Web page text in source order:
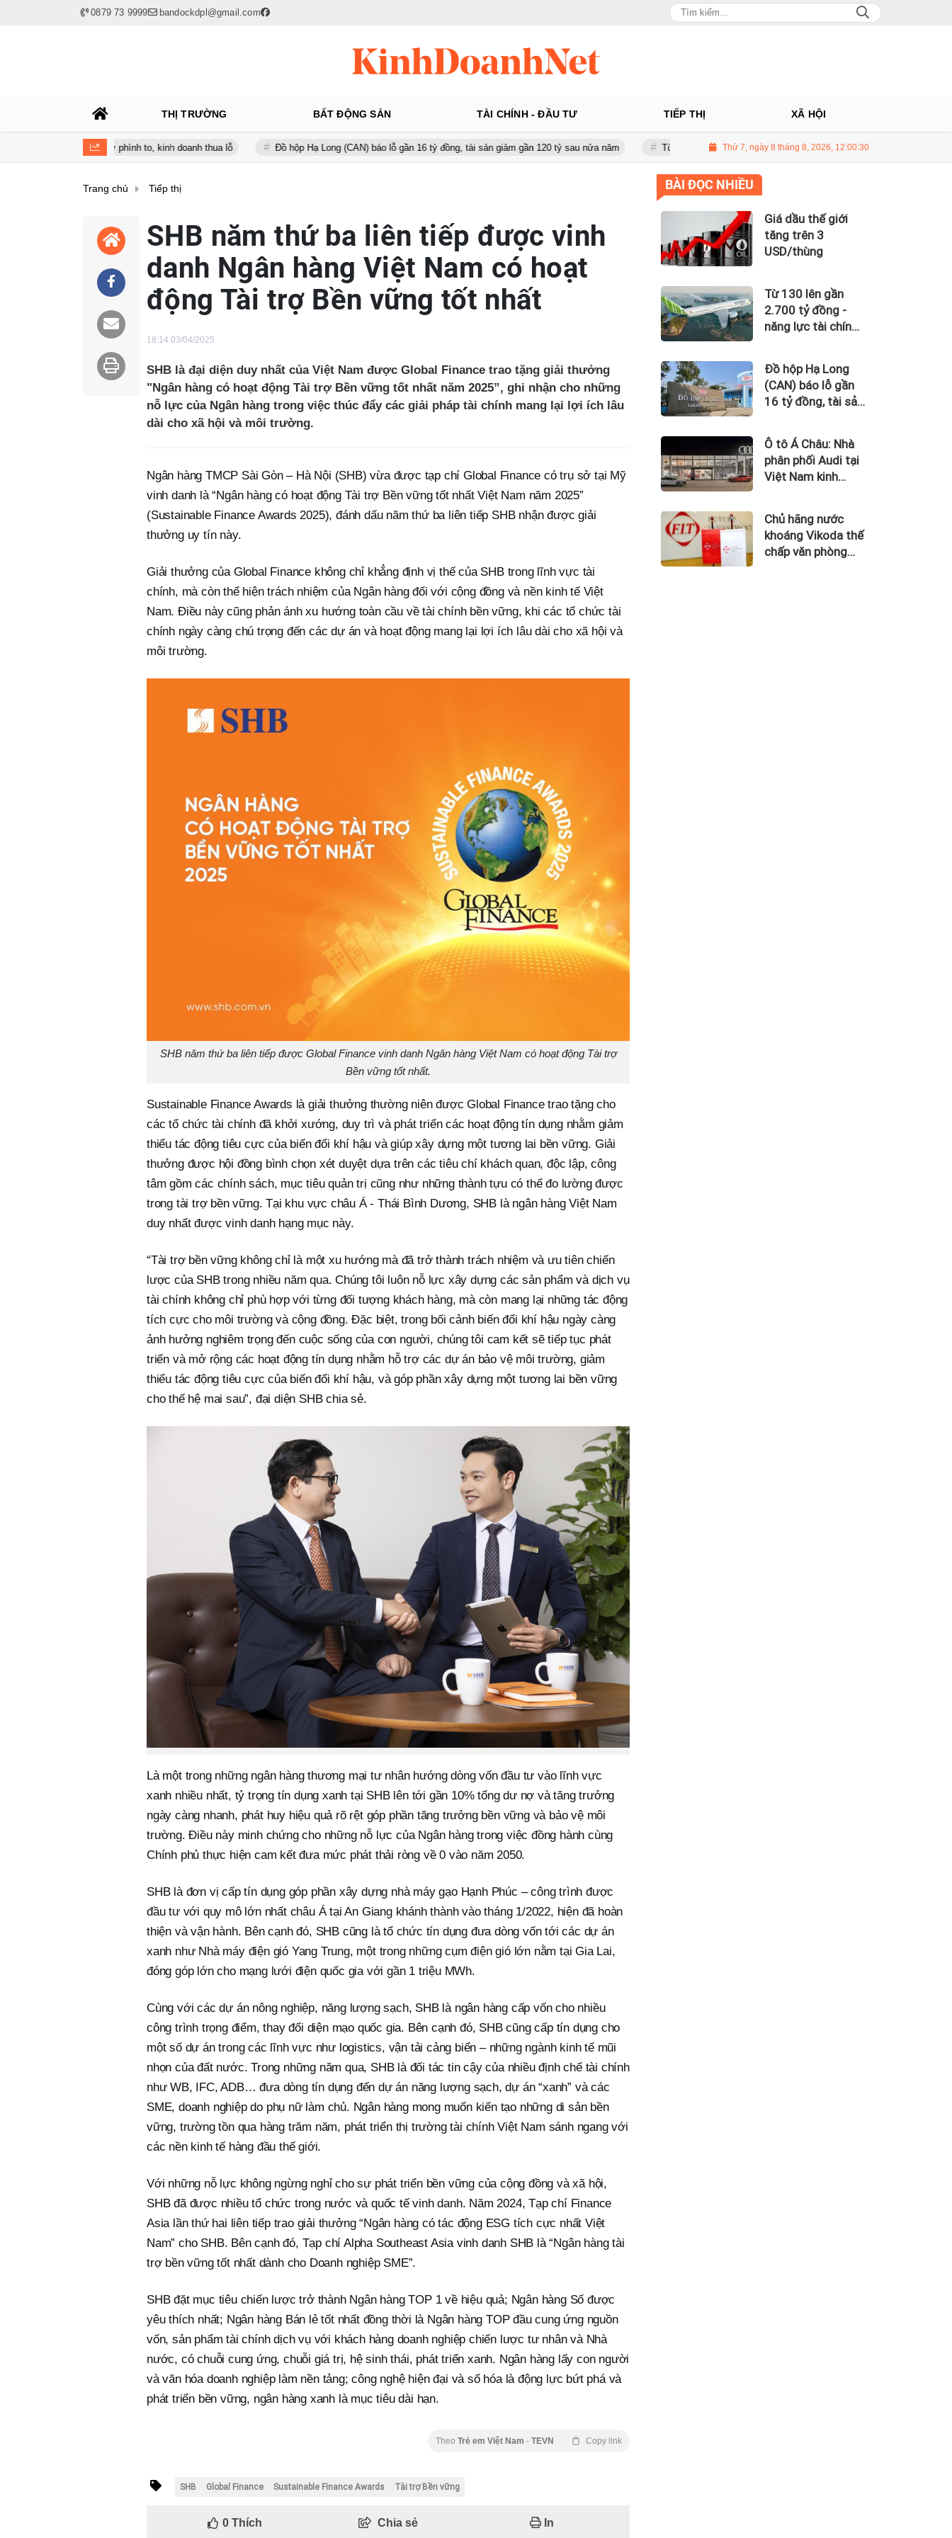
0879 73 9999 bandockdpl@gmail.com
THỊ TRƯỜNG BẤT ĐỘNG SẢN TÀI CHÍNH - ĐẦU TƯ TIẾP THỊ XÃ HỘI
lúc nợ vay phình to, kinh doanh thua lỗ Đồ hộp Hạ Long (CAN) báo lỗ gần 16 tỷ đồng, tài sản giảm gần 120 tỷ sau nửa năm Từ 130 lên gần 2.700 tỷ đồng - năng lực tài chính của Bamboo Airways nhìn từ
Thứ 7, ngày 8 tháng 8, 2026, 12:00:31
Trang chủ Tiếp thị
SHB năm thứ ba liên tiếp được vinh
danh Ngân hàng Việt Nam có hoạt
động Tài trợ Bền vững tốt nhất
18:14 03/04/2025
SHB là đại diện duy nhất của Việt Nam được Global Finance trao tặng giải thưởng
"Ngân hàng có hoạt động Tài trợ Bền vững tốt nhất năm 2025”, ghi nhận cho những
nỗ lực của Ngân hàng trong việc thúc đẩy các giải pháp tài chính mang lại lợi ích lâu
dài cho xã hội và môi trường.
Ngân hàng TMCP Sài Gòn – Hà Nội (SHB) vừa được tạp chí Global Finance có trụ sở tại Mỹ
vinh danh là “Ngân hàng có hoạt động Tài trợ Bền vững tốt nhất Việt Nam năm 2025”
(Sustainable Finance Awards 2025), đánh dấu năm thứ ba liên tiếp SHB nhận được giải
thưởng uy tín này.
Giải thưởng của Global Finance không chỉ khẳng định vị thế của SHB trong lĩnh vực tài
chính, mà còn thể hiện trách nhiệm của Ngân hàng đối với cộng đồng và nền kinh tế Việt
Nam. Điều này cũng phản ánh xu hướng toàn cầu về tài chính bền vững, khi các tổ chức tài
chính ngày càng chú trọng đến các dự án và hoạt động mang lại lợi ích lâu dài cho xã hội và
môi trường.
SHB năm thứ ba liên tiếp được Global Finance vinh danh Ngân hàng Việt Nam có hoạt động Tài trợ
Bền vững tốt nhất.
Sustainable Finance Awards là giải thưởng thường niên được Global Finance trao tặng cho
các tổ chức tài chính đã khởi xướng, duy trì và phát triển các hoạt động tín dụng nhằm giảm
thiểu tác động tiêu cực của biến đổi khí hậu và giúp xây dựng một tương lai bền vững. Giải
thưởng được hội đồng bình chọn xét duyệt dựa trên các tiêu chí khách quan, độc lập, công
tâm gồm các chính sách, mục tiêu quản trị cũng như những thành tựu có thể đo lường được
trong tài trợ bền vững. Tại khu vực châu Á - Thái Bình Dương, SHB là ngân hàng Việt Nam
duy nhất được vinh danh hạng mục này.
“Tài trợ bền vững không chỉ là một xu hướng mà đã trở thành trách nhiệm và ưu tiên chiến
lược của SHB trong nhiều năm qua. Chúng tôi luôn nỗ lực xây dựng các sản phẩm và dịch vụ
tài chính không chỉ phù hợp với từng đối tượng khách hàng, mà còn mang lại những tác động
tích cực cho môi trường và cộng đồng. Đặc biệt, trong bối cảnh biến đổi khí hậu ngày càng
ảnh hưởng nghiêm trọng đến cuộc sống của con người, chúng tôi cam kết sẽ tiếp tục phát
triển và mở rộng các hoạt động tín dụng nhằm hỗ trợ các dự án bảo vệ môi trường, giảm
thiểu tác động tiêu cực của biến đổi khí hậu, và góp phần xây dựng một tương lai bền vững
cho thế hệ mai sau”, đại diện SHB chia sẻ.
Là một trong những ngân hàng thương mại tư nhân hướng dòng vốn đầu tư vào lĩnh vực
xanh nhiều nhất, tỷ trọng tín dụng xanh tại SHB lên tới gần 10% tổng dư nợ và tăng trưởng
ngày càng nhanh, phát huy hiệu quả rõ rệt góp phần tăng trưởng bền vững và bảo vệ môi
trường. Điều này minh chứng cho những nỗ lực của Ngân hàng trong việc đồng hành cùng
Chính phủ thực hiện cam kết đưa mức phát thải ròng về 0 vào năm 2050.
SHB là đơn vị cấp tín dụng góp phần xây dựng nhà máy gạo Hạnh Phúc – công trình được
đầu tư với quy mô lớn nhất châu Á tại An Giang khánh thành vào tháng 1/2022, hiện đã hoàn
thiện và vận hành. Bên cạnh đó, SHB cũng là tổ chức tín dụng đưa dòng vốn tới các dự án
xanh như Nhà máy điện gió Yang Trung, một trong những cụm điện gió lớn nằm tại Gia Lai,
đóng góp lớn cho mạng lưới điện quốc gia với gần 1 triệu MWh.
Cùng với các dự án nông nghiệp, năng lượng sạch, SHB là ngân hàng cấp vốn cho nhiều
công trình trọng điểm, thay đổi diện mạo quốc gia. Bên cạnh đó, SHB cũng cấp tín dụng cho
một số dự án trong các lĩnh vực như logistics, vận tải cảng biển – những ngành kinh tế mũi
nhọn của đất nước. Trong những năm qua, SHB là đối tác tin cậy của nhiều định chế tài chính
như WB, IFC, ADB… đưa dòng tín dụng đến dự án năng lượng sạch, dự án “xanh” và các
SME, doanh nghiệp do phụ nữ làm chủ. Ngân hàng mong muốn kiến tạo những di sản bền
vững, trường tồn qua hàng trăm năm, phát triển thị trường tài chính Việt Nam sánh ngang với
các nền kinh tế hàng đầu thế giới.
Với những nỗ lực không ngừng nghỉ cho sự phát triển bền vững của cộng đồng và xã hội,
SHB đã được nhiều tổ chức trong nước và quốc tế vinh danh. Năm 2024, Tạp chí Finance
Asia lần thứ hai liên tiếp trao giải thưởng “Ngân hàng có tác động ESG tích cực nhất Việt
Nam” cho SHB. Bên cạnh đó, Tạp chí Alpha Southeast Asia vinh danh SHB là “Ngân hàng tài
trợ bền vững tốt nhất dành cho Doanh nghiệp SME”.
SHB đặt mục tiêu chiến lược trở thành Ngân hàng TOP 1 về hiệu quả; Ngân hàng Số được
yêu thích nhất; Ngân hàng Bán lẻ tốt nhất đồng thời là Ngân hàng TOP đầu cung ứng nguồn
vốn, sản phẩm tài chính dịch vụ với khách hàng doanh nghiệp chiến lược tư nhân và Nhà
nước, có chuỗi cung ứng, chuỗi giá trị, hệ sinh thái, phát triển xanh. Ngân hàng lấy con người
và văn hóa doanh nghiệp làm nền tảng; công nghệ hiện đại và số hóa là động lực bứt phá và
phát triển bền vững, ngân hàng xanh là mục tiêu dài hạn.
Theo Trẻ em Việt Nam - TEVN Copy link
SHB Global Finance Sustainable Finance Awards Tài trợ Bền vững
0Thích Chia sẻ In
BÀI ĐỌC NHIỀU
Giá dầu thế giới
tăng trên 3
USD/thùng
Từ 130 lên gần
2.700 tỷ đồng -
năng lực tài chính
Airways nhìn từ
công nợ với ACV
Đồ hộp Hạ Long
(CAN) báo lỗ gần
16 tỷ đồng, tài sản
sau nửa năm
Ô tô Á Châu: Nhà
phân phối Audi tại
Việt Nam kinh
Chủ hãng nước
khoáng Vikoda thế
chấp văn phòng